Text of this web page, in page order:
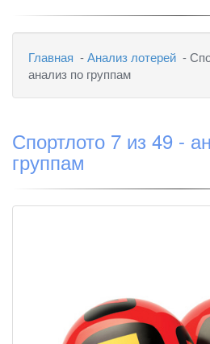
Главная -Анализ лотерей -
анализ по группам
Спортлото 7 из 49 -
группам